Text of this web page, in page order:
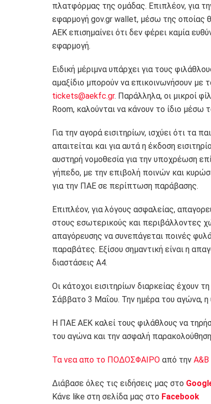
πλατφόρμας της ομάδας. Επιπλέον, για
εφαρμογή gov.gr wallet, μέσω της οποίας
ΑΕΚ επισημαίνει ότι δεν φέρει καμία
εφαρμογή.
Ειδική μέριμνα υπάρχει για τους
αμαξίδιο μπορούν να επικοινωνήσουν με
tickets@aekfc.gr. Παράλληλα, οι μικροί
Room, καλούνται να κάνουν το ίδιο
Για την αγορά εισιτηρίων, ισχύει ότι τα
απαιτείται και για αυτά η έκδοση
αυστηρή νομοθεσία για την υποχρέωση
γήπεδο, με την επιβολή ποινών και
για την ΠΑΕ σε περίπτωση παράβασης.
Επιπλέον, για λόγους ασφαλείας,
στους εσωτερικούς και περιβάλλοντες
απαγόρευσης να συνεπάγεται ποινές
παραβάτες. Εξίσου σημαντική είναι η
διαστάσεις Α4.
Οι κάτοχοι εισιτηρίων διαρκείας έχουν
Σάββατο 3 Μαΐου. Την ημέρα του αγώνα, η
Η ΠΑΕ ΑΕΚ καλεί τους φιλάθλους να
του αγώνα και την ασφαλή
Τα νεα απο το ΠΟΔΟΣΦΑΙΡΟ από την Α&Β
Διάβασε όλες τις ειδήσεις μας στο
Κάνε like στη σελίδα μας στο Facebook